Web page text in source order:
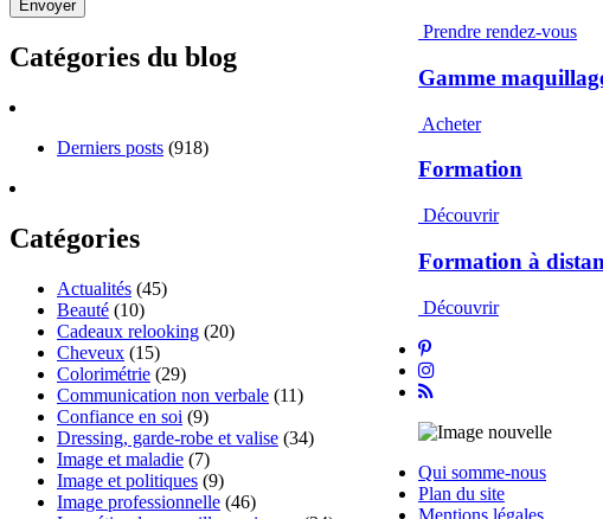
Catégories du blog
Derniers posts (918)
Catégories
Actualités (45)
Beauté (10)
Cadeaux relooking (20)
Cheveux (15)
Colorimétrie (29)
Communication non verbale (11)
Confiance en soi (9)
Dressing, garde-robe et valise (34)
Image et maladie (7)
Image et politiques (9)
Image professionnelle (46)
Prendre rendez-vous
Gamme
Acheter
Formation
Découvrir
Formation à
Découvrir
Qui somme-nous
Plan du site